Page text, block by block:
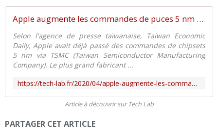
Apple augmente les commandes de puces 5 nm auprès de TSMC pour son iPhone 12 - Tech Lab
Selon l'agence de presse taïwanaise, Taiwan Economic
Daily, Apple avait déjà passé des commandes de chipsets
5 nm via TSMC (Taiwan Semiconductor Manufacturing
Company). Le plus grand fabricant ...
https://tech-lab.fr/2020/04/apple-augmente-les-commandes-de-puces-5-nm-aupres-de-tsmc-pour-son-iphone-12.html
Article à découvrir sur Tech Lab
PARTAGER CET ARTICLE